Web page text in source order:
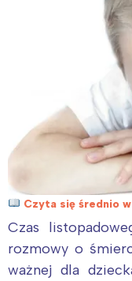
Czyta się średnio
Czas
rozmowy o
ważnej dla